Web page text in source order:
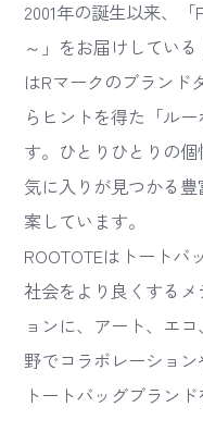
2001年の誕生以来、
～」をお届けしてい
はRマークのブランド
らヒントを得た「ル
す。ひとりひとりの
気に入りが見つかる
案しています。
ROOTOTEはトートバ
社会をより良くする
ョンに、アート、エ
野でコラボレーショ
トートバッグブラン